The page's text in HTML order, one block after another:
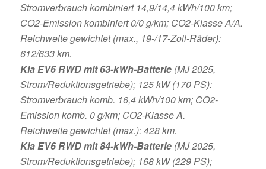
Stromverbrauch kombiniert 14,9/14,4 kWh/100 km;
CO2-Emission kombiniert 0/0 g/km; CO2-Klasse A/A.
Reichweite gewichtet (max., 19-/17-Zoll-Räder):
612/633 km.
Kia EV6 RWD mit 63-kWh-Batterie(MJ 2025,
Strom/Reduktionsgetriebe); 125 kW (170 PS):
Stromverbrauch komb. 16,4 kWh/100 km; CO2-
Emission komb. 0 g/km; CO2-Klasse A.
Reichweite gewichtet (max.): 428 km.
Kia EV6 RWD mit 84-kWh-Batterie(MJ 2025,
Strom/Reduktionsgetriebe); 168 kW (229 PS);